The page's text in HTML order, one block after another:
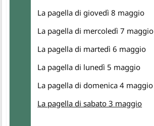
La pagella di giovedì 8 maggio
La pagella di mercoledì 7 maggio
La pagella di martedì 6 maggio
La pagella di lunedì 5 maggio
La pagella di domenica 4 maggio
La pagella di sabato 3 maggio